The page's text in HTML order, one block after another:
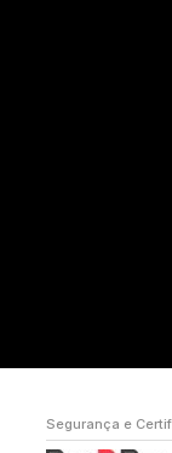
Segurança e